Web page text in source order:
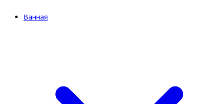
Ванная